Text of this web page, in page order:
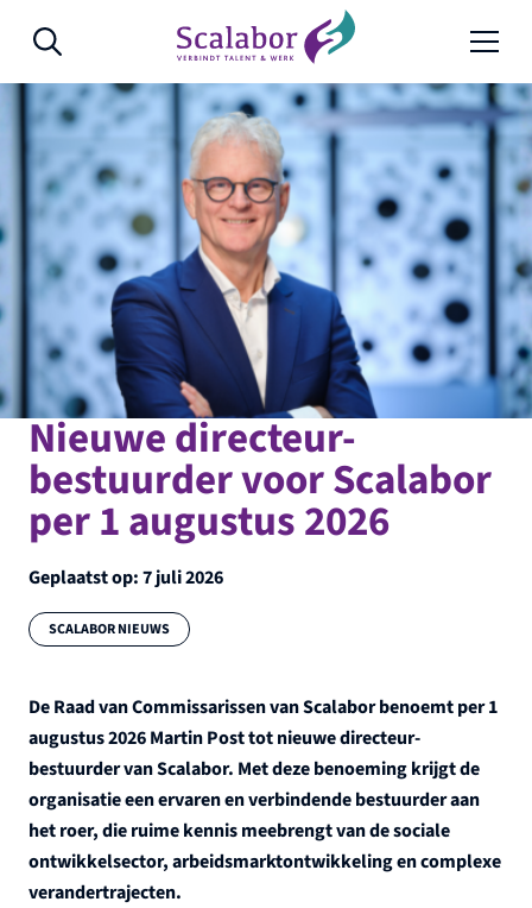
Nieuwe directeur-
bestuurder voor Scalabor
per 1 augustus 2026
Geplaatst op:7 juli 2026
Categorie:
SCALABOR NIEUWS
De Raad van Commissarissen van Scalabor benoemt per 1
augustus 2026 Martin Post tot nieuwe directeur-
bestuurder van Scalabor. Met deze benoeming krijgt de
organisatie een ervaren en verbindende bestuurder aan
het roer, die ruime kennis meebrengt van de sociale
ontwikkelsector, arbeidsmarktontwikkeling en complexe
verandertrajecten.